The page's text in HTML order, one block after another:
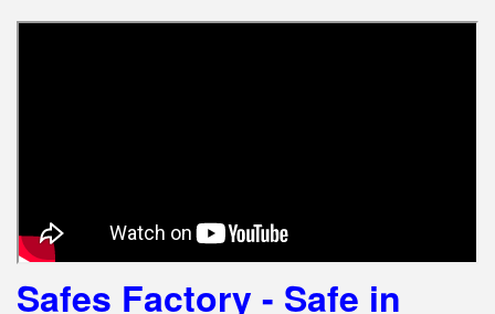
Safes Factory - Safe in